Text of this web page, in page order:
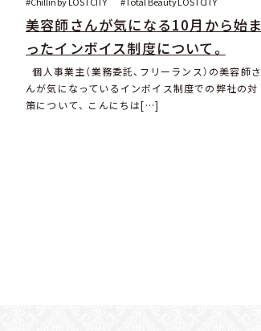
美容師さんが気になる10月から始ま
ったインボイス制度について。
個人事業主（業務委託、フリーランス）の美容師さ
んが気になっているインボイス制度での弊社の対
策について、 こんにちは[…]